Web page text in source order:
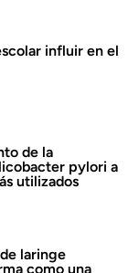
influir en el
de la
pylori a
utilizados
laringe
como una